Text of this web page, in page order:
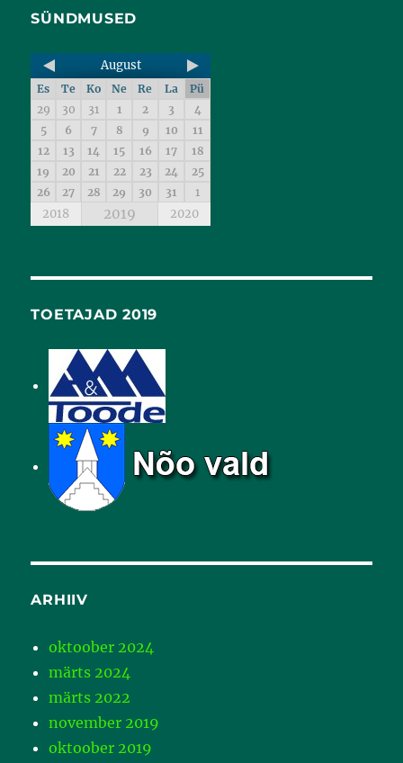
SÜNDMUSED
August
Es Te Ko Ne Re La
Pü
29
30 31 1 2 3
4
5
6 7 8 9 10
11
12
13 14 15 16 17
18
19
20 21 22 23 24
25
26
27 28 29 30 31 1
2018 2019 2020
TOETAJAD 2019
ARHIIV
oktoober 2024
märts 2024
märts 2022
november 2019
oktoober 2019